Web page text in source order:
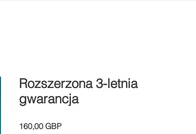
Rozszerzona 3-letnia
gwarancja
160,00 GBPCena